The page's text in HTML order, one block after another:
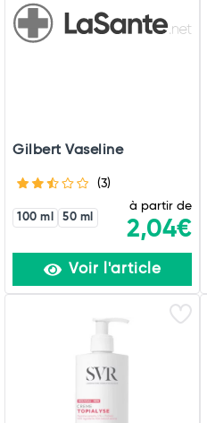
Gilbert Vaseline
(3)
100 ml 50 ml
à partir de
2,04€
Voir l'article